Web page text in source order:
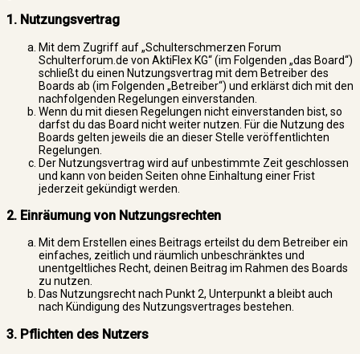
1. Nutzungsvertrag
Mit dem Zugriff auf „Schulterschmerzen Forum
Schulterforum.de von AktiFlex KG“ (im Folgenden „das Board“)
schließt du einen Nutzungsvertrag mit dem Betreiber des
Boards ab (im Folgenden „Betreiber“) und erklärst dich mit den
nachfolgenden Regelungen einverstanden.
Wenn du mit diesen Regelungen nicht einverstanden bist, so
darfst du das Board nicht weiter nutzen. Für die Nutzung des
Boards gelten jeweils die an dieser Stelle veröffentlichten
Regelungen.
Der Nutzungsvertrag wird auf unbestimmte Zeit geschlossen
und kann von beiden Seiten ohne Einhaltung einer Frist
jederzeit gekündigt werden.
2. Einräumung von Nutzungsrechten
Mit dem Erstellen eines Beitrags erteilst du dem Betreiber ein
einfaches, zeitlich und räumlich unbeschränktes und
unentgeltliches Recht, deinen Beitrag im Rahmen des Boards
zu nutzen.
Das Nutzungsrecht nach Punkt 2, Unterpunkt a bleibt auch
nach Kündigung des Nutzungsvertrages bestehen.
3. Pflichten des Nutzers